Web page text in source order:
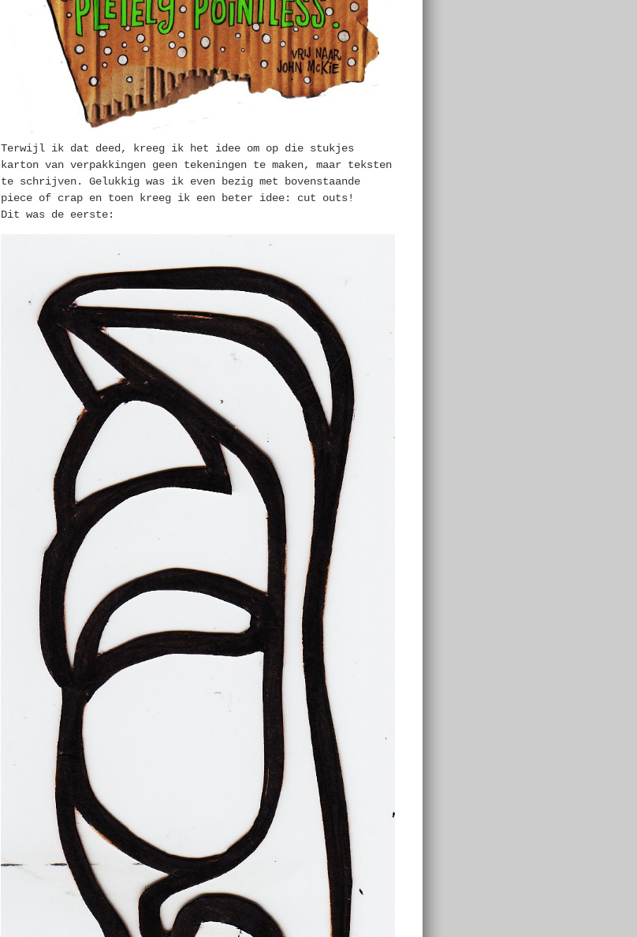
Terwijl ik dat deed, kreeg ik het idee om op die stukjes
karton van verpakkingen geen tekeningen te maken, maar teksten
te schrijven. Gelukkig was ik even bezig met bovenstaande
piece of crap en toen kreeg ik een beter idee: cut outs!
Dit was de eerste: